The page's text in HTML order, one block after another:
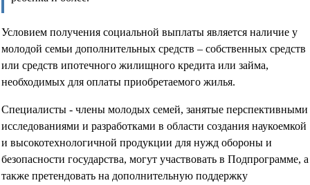
Условием получения социальной выплаты является наличие у
молодой семьи дополнительных средств – собственных средств
или средств ипотечного жилищного кредита или займа,
необходимых для оплаты приобретаемого жилья.
Специалисты - члены молодых семей, занятые перспективными
исследованиями и разработками в области создания наукоемкой
и высокотехнологичной продукции для нужд обороны и
безопасности государства, могут участвовать в Подпрограмме, а
также претендовать на дополнительную поддержку